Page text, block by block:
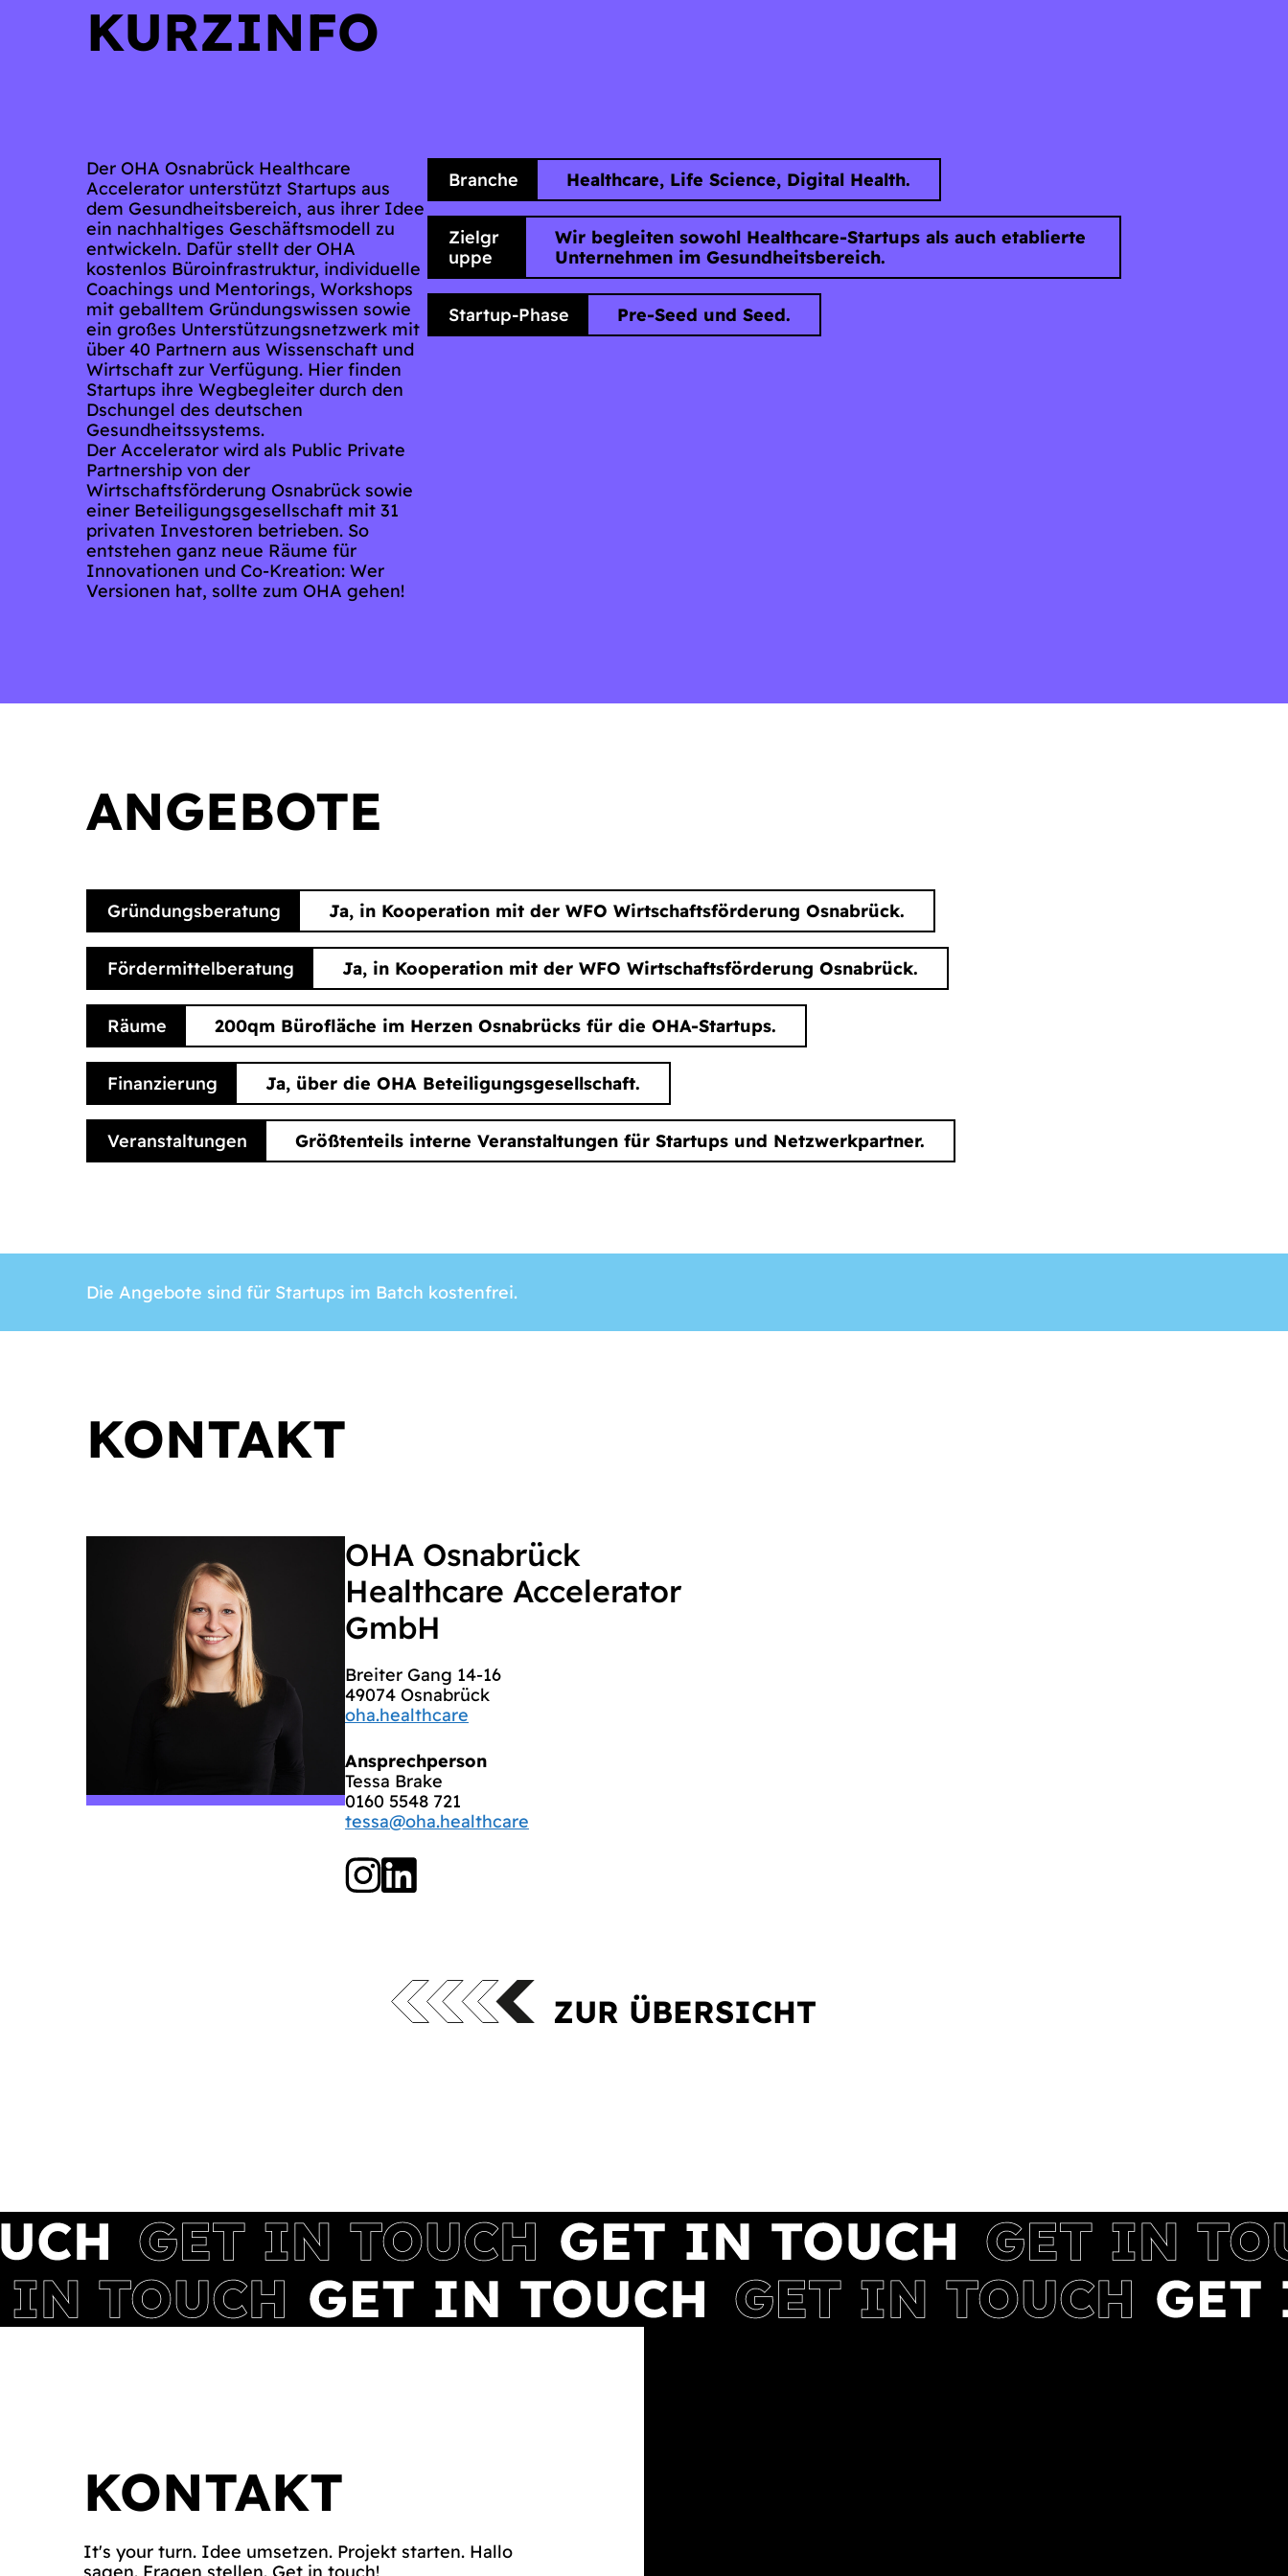
KURZINFO
Der OHA Osnabrück Healthcare
Accelerator unterstützt Startups aus
dem Gesundheitsbereich, aus ihrer Idee
ein nachhaltiges Geschäftsmodell zu
entwickeln. Dafür stellt der OHA
kostenlos Büroinfrastruktur, individuelle
Coachings und Mentorings, Workshops
mit geballtem Gründungswissen sowie
ein großes Unterstützungsnetzwerk mit
über 40 Partnern aus Wissenschaft und
Wirtschaft zur Verfügung. Hier finden
Startups ihre Wegbegleiter durch den
Dschungel des deutschen
Gesundheitssystems.
Der Accelerator wird als Public Private
Partnership von der
Wirtschaftsförderung Osnabrück sowie
einer Beteiligungsgesellschaft mit 31
privaten Investoren betrieben. So
entstehen ganz neue Räume für
Innovationen und Co-Kreation: Wer
Versionen hat, sollte zum OHA gehen!
Branche Healthcare, Life Science, Digital Health.
Zielgr
uppe
Wir begleiten sowohl Healthcare-Startups als auch etablierte
Unternehmen im Gesundheitsbereich.
Startup-Phase Pre-Seed und Seed.
ANGEBOTE
Gründungsberatung Ja, in Kooperation mit der WFO Wirtschaftsförderung Osnabrück.
Fördermittelberatung Ja, in Kooperation mit der WFO Wirtschaftsförderung Osnabrück.
Räume 200qm Bürofläche im Herzen Osnabrücks für die OHA-Startups.
Finanzierung Ja, über die OHA Beteiligungsgesellschaft.
Veranstaltungen Größtenteils interne Veranstaltungen für Startups und Netzwerkpartner.
Die Angebote sind für Startups im Batch kostenfrei.
KONTAKT
OHA Osnabrück
Healthcare Accelerator
GmbH
Breiter Gang 14-16
49074 Osnabrück
oha.healthcare
Ansprechperson
Tessa Brake
0160 5548 721
tessa@oha.healthcare
ZUR ÜBERSICHT
KONTAKT
It's your turn. Idee umsetzen. Projekt starten. Hallo